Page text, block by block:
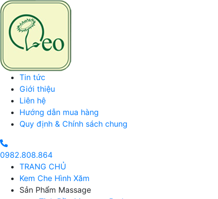
Tin tức
Giới thiệu
Liên hệ
Hướng dẫn mua hàng
Quy định & Chính sách chung
0982.808.864
TRANG CHỦ
Kem Che Hình Xăm
Sản Phẩm Massage